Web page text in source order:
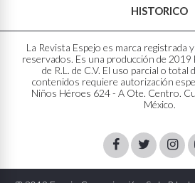
HISTORICO
La Revista Espejo es marca registrada
reservados. Es una producción de 2019
de R.L. de C.V. El uso parcial o total
contenidos requiere autorización
Niños Héroes 624 - A Ote. Centro.
México.
FacebookTwitter